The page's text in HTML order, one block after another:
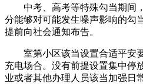
中考、高考等特殊勾当期间
分能够对可能发生噪声影响的勾
提前向社会通知布告。
室第小区该当设置合适平安要
充电场合。没有前提设置集中停
业或者其他办理人员该当加强日